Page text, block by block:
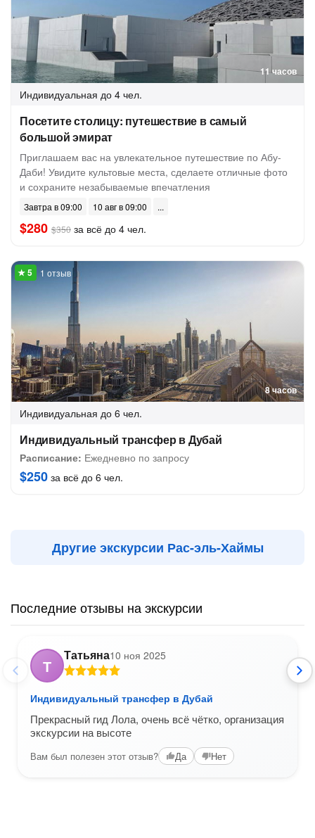
11 часов
Индивидуальная до 4 чел.
Посетите столицу: путешествие в самый
большой эмират
Приглашаем вас на увлекательное путешествие по Абу-
Даби! Увидите культовые места, сделаете отличные фото
и сохраните незабываемые впечатления
Завтра в 09:00 10 авг в 09:00
$280 $350 за всё до 4 чел.
8 часов
1 отзыв
Индивидуальная до 6 чел.
Индивидуальный трансфер в Дубай
Расписание: Ежедневно по запросу
$250 за всё до 6 чел.
Другие экскурсии Рас-эль-Хаймы
Последние отзывы на экскурсии
Т
Татьяна10 ноя 2025
Индивидуальный трансфер в Дубай
Прекрасный гид Лола, очень всё чётко, организация
экскурсии на высоте
Вам был полезен этот отзыв? Да Нет